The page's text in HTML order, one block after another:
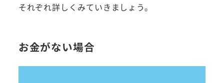
それぞれ詳しくみていきましょう。
お金がない場合